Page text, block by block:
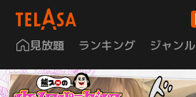
見放題 ランキング ジャンル